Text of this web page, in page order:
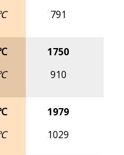
791
1750
910
1979
1029